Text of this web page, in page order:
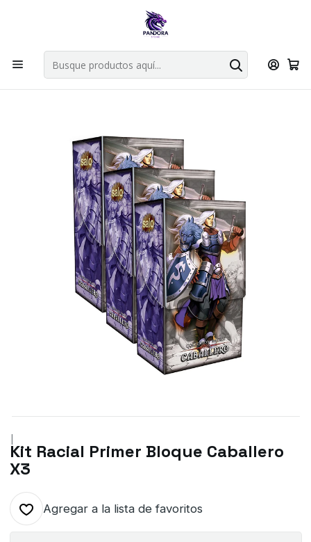
Por compras en cartas singles superiores a 49.990 el envio es
Explorar singles
Inicio Juegos de cartas TCG Mitos y Leyendas TCG
Sellado Primer Bloque Kit Racial Primer Bloque Caballero X3
|
Kit Racial Primer Bloque Caballero
X3
Agregar a la lista de favoritos